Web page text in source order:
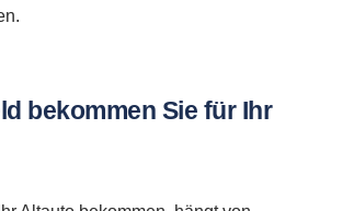
bekommen Sie für Ihr